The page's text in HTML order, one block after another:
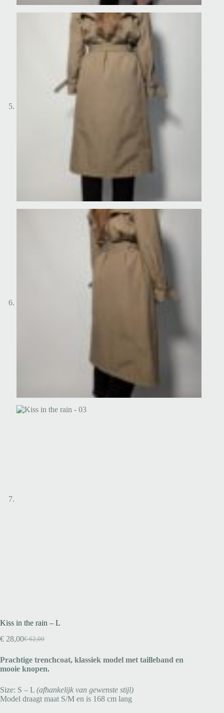
Kiss in the rain – L
€62,00
€ 28,00
Prachtige trenchcoat, klassiek model met tailleband en
mooie knopen.
Size: S – L (afhankelijk van gewenste stijl)
Model draagt maat S/M en is 168 cm lang